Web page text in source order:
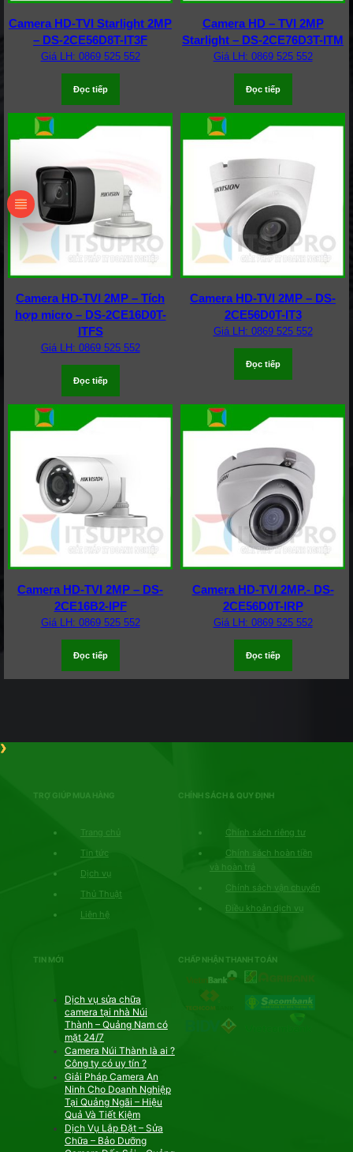
Camera HD-TVI Starlight 2MP
– DS-2CE56D8T-IT3F
Giá LH: 0869 525 552
Đọc tiếp
Camera HD – TVI 2MP
Starlight – DS-2CE76D3T-ITM
Giá LH: 0869 525 552
Đọc tiếp
Camera HD-TVI 2MP – Tích
hợp micro – DS-2CE16D0T-
ITFS
Giá LH: 0869 525 552
Đọc tiếp
Camera HD-TVI 2MP – DS-
2CE56D0T-IT3
Giá LH: 0869 525 552
Đọc tiếp
Camera HD-TVI 2MP – DS-
2CE16B2-IPF
Giá LH: 0869 525 552
Đọc tiếp
Camera HD-TVI 2MP.- DS-
2CE56D0T-IRP
Giá LH: 0869 525 552
Đọc tiếp
TRỢ GIÚP MUA HÀNG
Trang chủ
Tin tức
Dịch vụ
Thủ Thuật
Liên hệ
CHÍNH SÁCH & QUY ĐỊNH
Chính sách riêng tư
Chính sách hoàn tiền
và hoàn trả
Chính sách vận chuyển
Điều khoản dịch vụ
TIN MỚI
Dịch vụ sửa chữa
camera tại nhà Núi
Thành – Quảng Nam có
mặt 24/7
Camera Núi Thành là ai ?
Công ty có uy tín ?
Giải Pháp Camera An
Ninh Cho Doanh Nghiệp
Tại Quảng Ngãi – Hiệu
Quả Và Tiết Kiệm
Dịch Vụ Lắp Đặt – Sửa
Chữa – Bảo Dưỡng
CHẤP NHẬN THANH TOÁN